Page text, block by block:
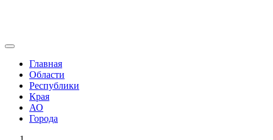
Главная
Области
Республики
Края
АО
Города